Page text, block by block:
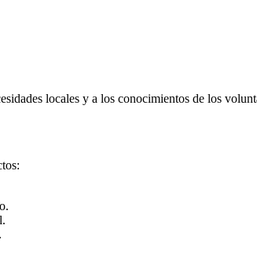
locales y a los conocimientos de los